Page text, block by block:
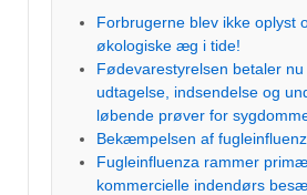
Forbrugerne blev ikke oplyst
økologiske æg i tide!
Fødevarestyrelsen betaler
udtagelse, indsendelse og
løbende prøver for
Bekæmpelsen af
Fugleinfluenza rammer
kommercielle indendørs